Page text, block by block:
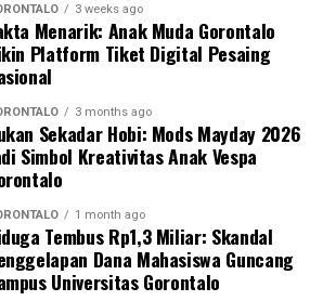
keberanian warga yang
ilegal ini. Partisipasi aktif
dalam menjaga kondusivitas
ekosistem lingkungan di
tambah IPTU Renly.
seluruh elemen
tergiur terlibat dalam aktivitas
dan segera melapor ke pihak
indikasi kegiatan PETI di
3 weeks ago
Menarik: Anak Muda Gorontalo
Platform Tiket Digital Pesaing
3 months ago
Sekadar Hobi: Mods Mayday 2026
Simbol Kreativitas Anak Vespa
1 month ago
Tembus Rp1,3 Miliar: Skandal
Dana Mahasiswa Guncang
Universitas Gorontalo